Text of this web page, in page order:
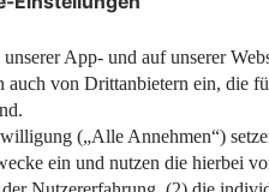
verschiedenen Kriterien auf
handelt.